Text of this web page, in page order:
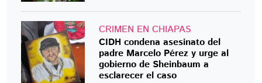
CRIMEN EN CHIAPAS
CIDH condena asesinato del
padre Marcelo Pérez y urge al
gobierno de Sheinbaum a
esclarecer el caso